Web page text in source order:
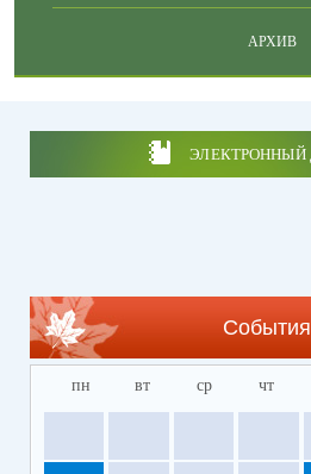
АРХИВ
ЭЛЕКТРОННЫЙ
События
пн вт ср чт